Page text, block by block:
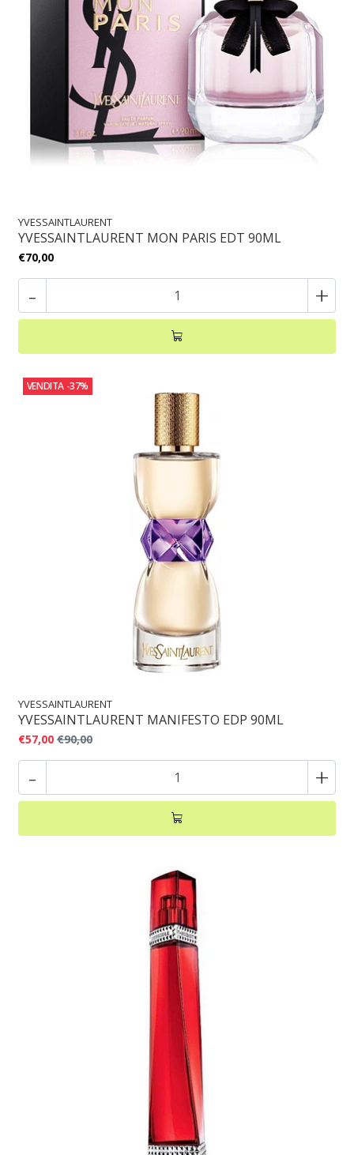
YVESSAINTLAURENT
YVESSAINTLAURENT MON PARIS EDT 90ML
€70,00
- +
VENDITA -37%
YVESSAINTLAURENT
YVESSAINTLAURENT MANIFESTO EDP 90ML
€57,00 €90,00
- +